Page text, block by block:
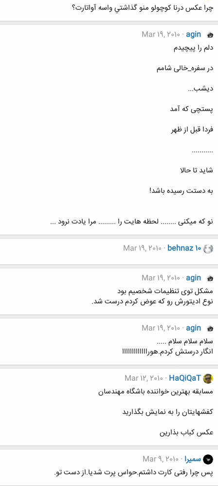
چرا عكس درنا كوچولو منو گذاشتي واسه آواتارت؟
agin
Mar 19, 2010
دلم را پیچیدم
در سفره_خالی شامم
دیشب...
پستچی که آمد
فردا قبل از ظهر
...........
شاید تا حالا
به دستت رسیده باشد!
نو که میکنی ........ لحظه هایت را ......... مرا یادت نرود ...
behnaz 10
Mar 19, 2010
agin
Mar 19, 2010
مشکل توی تنظیمات شخصیم بود
نوع ادیتورش رو که عوض کردم درست شد.
agin
Mar 19, 2010
سلام سلام سلام .....
انگار درستش کردم.هورااااااااااااا
HaQiQaT
Mar 12, 2010
مسابقه بهترین خواننده باشگاه مهندسان
کفشهایتان را به نمایش بگذارید
عکس کباب بذارین
سمیرا Mar 9, 2010
پس چرا رفتی کارت داشتم.حواس پرت شدیا.از دست تو.